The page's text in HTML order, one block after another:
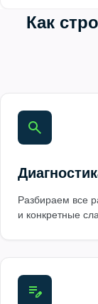
Как
Разбираем все
и конкретные